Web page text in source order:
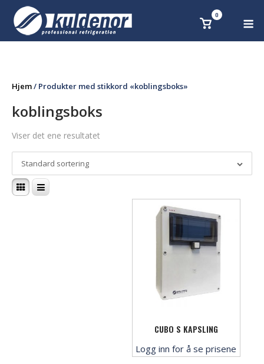
content
Se 0
Hjem/ Produkter med stikkord «koblingsboks»
koblingsboks
Viser det ene resultatet
Standard sortering
CUBO S KAPSLING
Logg inn for å se prisene